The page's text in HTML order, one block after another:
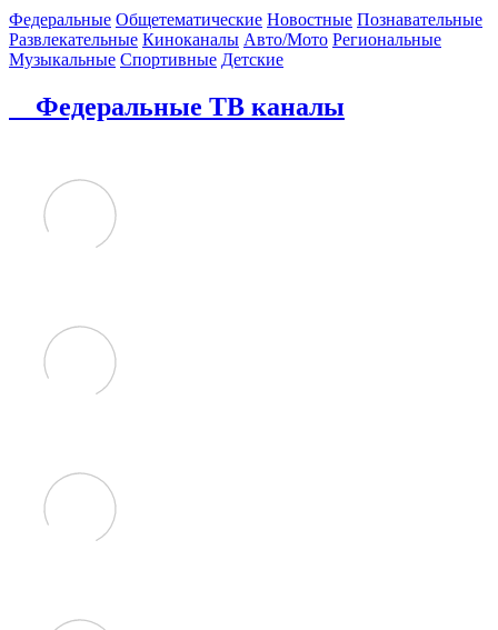
Федеральные Общетематические Новостные Познавательные
Развлекательные Киноканалы Авто/Мото Региональные
Музыкальные Спортивные Детские
Федеральные ТВ каналы